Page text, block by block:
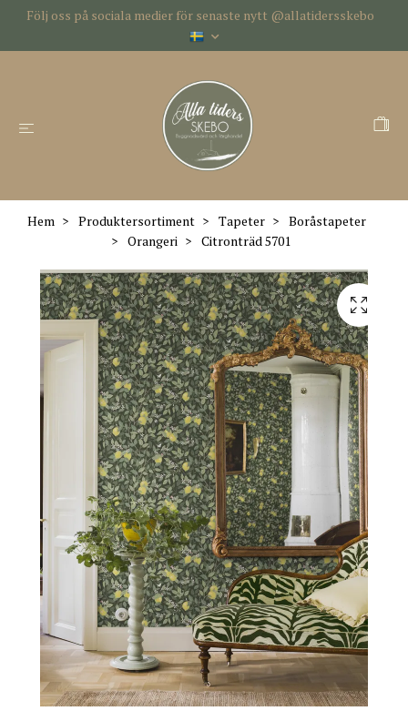
Följ oss på sociala medier för senaste nytt @allatidersskebo
Hem Produktersortiment Tapeter
Boråstapeter
Orangeri
Citronträd 5701